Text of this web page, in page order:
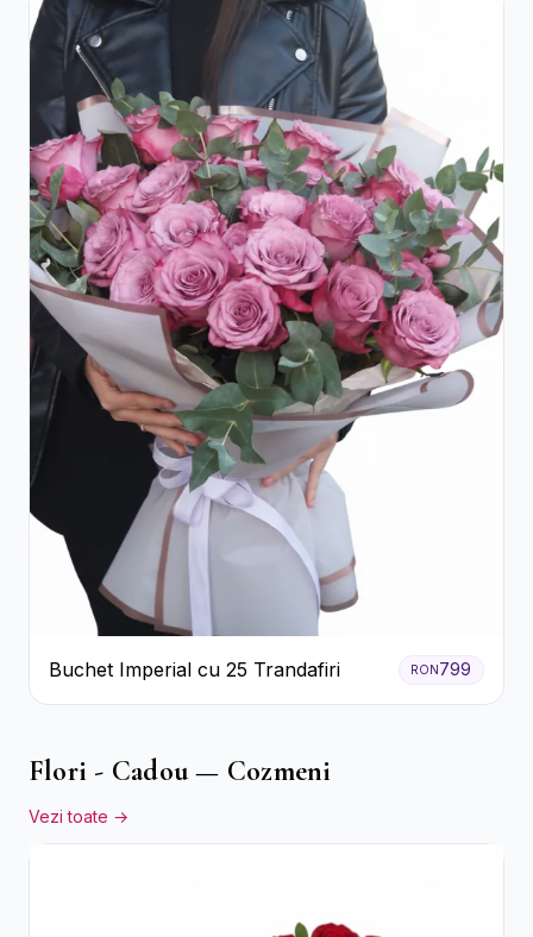
Buchet Imperial cu 25 Trandafiri RON799
Flori - Cadou — Cozmeni
Vezi toate →